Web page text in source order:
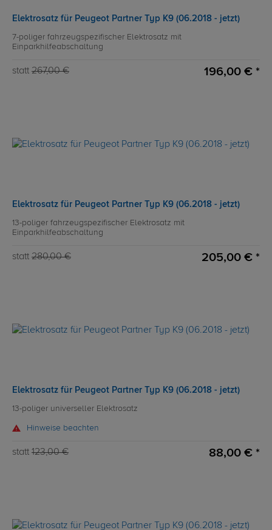
Elektrosatz für Peugeot Partner Typ K9 (06.2018 - jetzt)
7-poliger fahrzeugspezifischer Elektrosatz mit
Einparkhilfeabschaltung
statt 267,00 € 196,00 € *
Elektrosatz für Peugeot Partner Typ K9 (06.2018 - jetzt)
13-poliger fahrzeugspezifischer Elektrosatz mit
Einparkhilfeabschaltung
statt 280,00 € 205,00 € *
Elektrosatz für Peugeot Partner Typ K9 (06.2018 - jetzt)
13-poliger universeller Elektrosatz
Hinweise beachten
statt 123,00 € 88,00 € *